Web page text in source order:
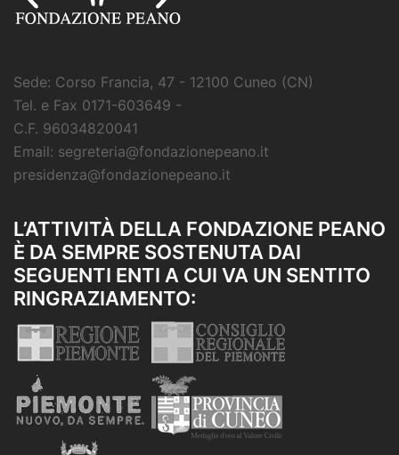
Sede: Corso Francia, 47 - 12100 Cuneo (CN)
Tel. e Fax 0171-603649 -
C.F. 96034820041
Email: segreteria@fondazionepeano.it
presidenza@fondazionepeano.it
L’ATTIVITÀ DELLA FONDAZIONE PEANO
È DA SEMPRE SOSTENUTA DAI
SEGUENTI ENTI A CUI VA UN SENTITO
RINGRAZIAMENTO: